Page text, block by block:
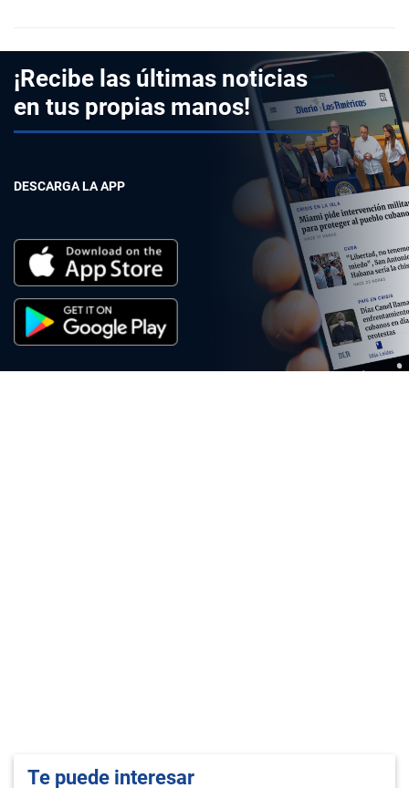
¡Recibe las últimas noticias
en tus propias manos!
DESCARGA LA APP
Te puede interesar